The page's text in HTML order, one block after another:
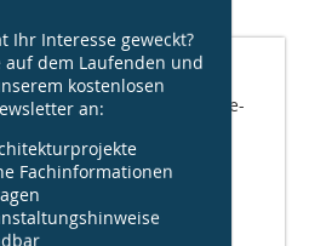
23.21 der Heinrich-Heine-
www.blb.nrw.de
Ihr Interesse geweckt?
auf dem Laufenden und
kostenlosen
an:
Fachinformationen